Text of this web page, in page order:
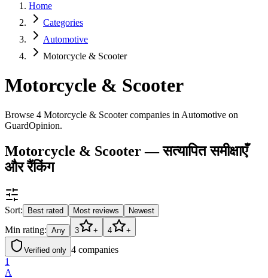
Home
Categories
Automotive
Motorcycle & Scooter
Motorcycle & Scooter
Browse 4 Motorcycle & Scooter companies in Automotive on
GuardOpinion.
Motorcycle & Scooter — सत्यापित समीक्षाएँ
और रैंकिंग
Sort: Best rated Most reviews Newest
Min rating: Any 3 + 4 +
Verified only 4 companies
1
A